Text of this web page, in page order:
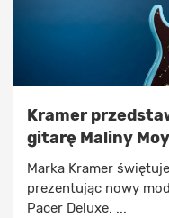
Kramer
gitarę Maliny
Marka Kramer
prezentując nowy
Pacer Deluxe. ...